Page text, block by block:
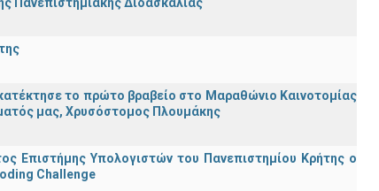
το πρώτο βραβείο στο Μαραθώνιο Καινοτομίας
μας, Χρυσόστομος Πλουμάκης
Επιστήμης Υπολογιστών του Πανεπιστημίου Κρήτης ο
Challenge